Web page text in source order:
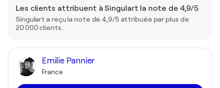
Les clients attribuent à Singulart la note de 4,9/5
Singulart a reçu la note de 4,9/5 attribuée par plus de
20 000 clients.
Emilie Pannier
France